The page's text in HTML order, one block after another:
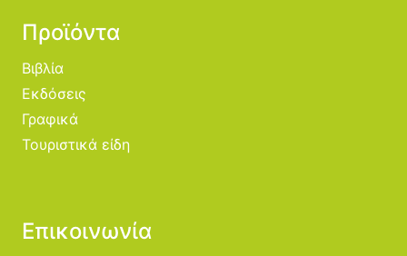
Προϊόντα
Βιβλία
Εκδόσεις
Γραφικά
Τουριστικά είδη
Επικοινωνία